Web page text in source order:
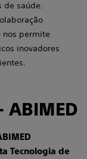
saúde.
nos permite
inovadores
ABIMED
Tecnologia de